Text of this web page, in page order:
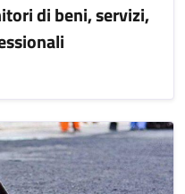
di beni, servizi,